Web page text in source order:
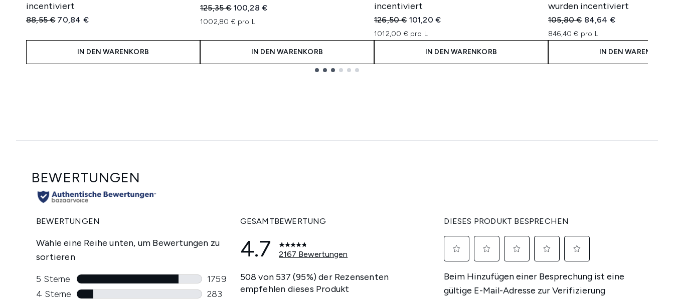
incentiviert
Unverbindliche Preisempfehlung:
88,55 € Aktueller Preis:
70,84 €
IN DEN WARENKORB
Unverbindliche Preisempfehlung:
125,35 € Aktueller Preis:
100,28 €
1002,80 € pro L
IN DEN WARENKORB
incentiviert
Unverbindliche Preisempfehlung:
126,50 € Aktueller Preis:
101,20 €
1012,00 € pro L
IN DEN WARENKORB
wurden incentiviert
Unverbindliche Preisempfehlung:
105,80 € Aktueller Preis:
84,64 €
846,40 € pro L
IN DEN WARENKORB